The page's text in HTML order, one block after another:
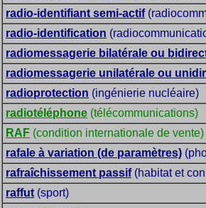
radio-identifiant semi-actif
radio-identification
radiomessagerie bilatérale ou
radiomessagerie unilatérale ou
radioprotection (ingénierie nucléaire)
radiotéléphone (télécommunications)
RAF (condition internationale de vente)
rafale à variation (de paramètres)
rafraîchissement passif(habitat et
raffut (sport)